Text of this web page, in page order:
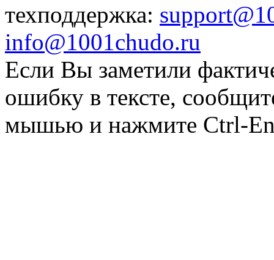
техподдержка:
info@1001chudo.ru
Если Вы заметили
ошибку в тексте,
мышью и нажмите Ctrl-